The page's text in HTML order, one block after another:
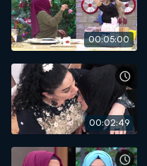
00:05:00
00:02:49